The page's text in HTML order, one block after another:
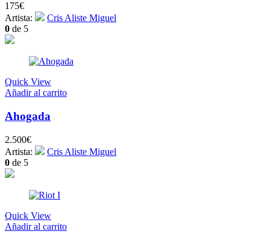
175€
Artista:
Cris Aliste Miguel
0 de 5
Quick View
Añadir al carrito
Ahogada
2.500€
Artista:
Cris Aliste Miguel
0 de 5
Quick View
Añadir al carrito